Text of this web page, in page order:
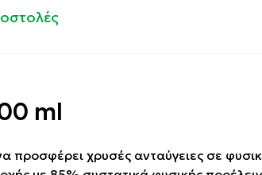
ml
προσφέρει χρυσές ανταύγειες σε